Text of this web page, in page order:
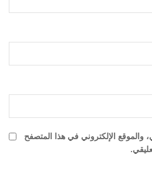
والموقع الإلكتروني في هذا المتصفح